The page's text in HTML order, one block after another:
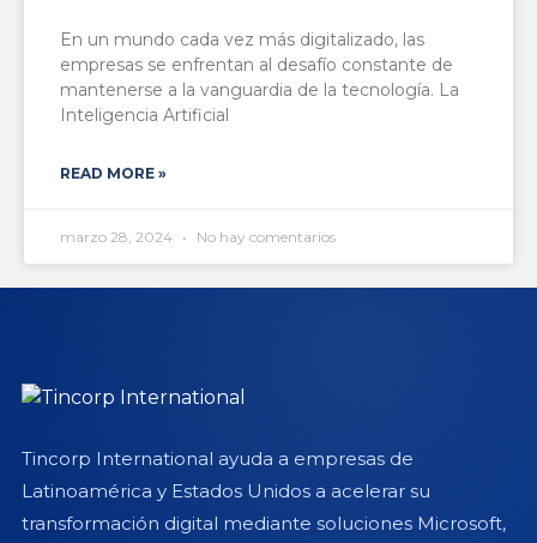
En un mundo cada vez más digitalizado, las
empresas se enfrentan al desafío constante de
mantenerse a la vanguardia de la tecnología. La
Inteligencia Artificial
READ MORE »
marzo 28, 2024 No hay comentarios
Tincorp International ayuda a empresas de
Latinoamérica y Estados Unidos a acelerar su
transformación digital mediante soluciones Microsoft,